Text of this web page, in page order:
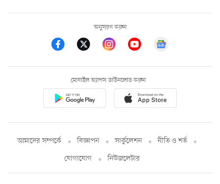
অনুসরণ করুন
মোবাইল অ্যাপস ডাউনলোড করুন
আমাদের সম্পর্কে বিজ্ঞাপন সার্কুলেশন
নীতি ও শর্ত
যোগাযোগ
নিউজলেটার